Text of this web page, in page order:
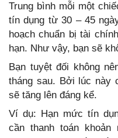
Trung bình mỗi một
tín dụng từ 30 – 45
hoạch chuẩn bị tài
hạn. Như vậy, bạn sẽ
Bạn tuyệt đối không
tháng sau. Bởi lúc này
sẽ tăng lên đáng kể.
Ví dụ: Hạn mức tín
cần thanh toán